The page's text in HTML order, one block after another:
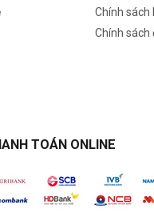
Chính sách
Chính sách
TOÁN ONLINE